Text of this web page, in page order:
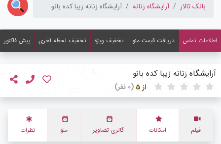
بانک تالار آرایشگاه زنانه آرایشگاه زنانه زیبا کده بانو
اطلاعات تماس دریافت قیمت منو تخفیف ویژه تخفیف لحظه آخری پیش فاکتور
آرایشگاه زنانه زیبا کده بانو
(0 نفر)
فیلم امکانات گالری تصاویر منو نظرات